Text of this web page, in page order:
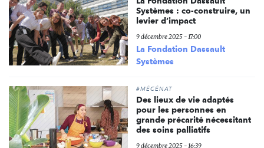
Systèmes : co-construire, un
levier d’impact
9 décembre 2025 - 17:00
La Fondation Dassault
Systèmes
#MÉCÉNAT
Des lieux de vie adaptés
pour les personnes en
grande précarité nécessitant
des soins palliatifs
9 décembre 2025 - 16:39